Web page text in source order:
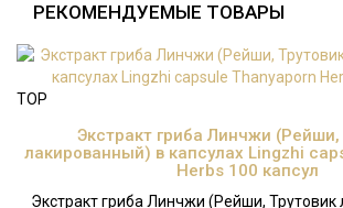
РЕКОМЕНДУЕМЫЕ ТОВАРЫ
TOP
Экстракт гриба Линчжи (Рейши,
лакированный) в капсулах Lingzhi
Herbs 100 капсул
Экстракт гриба Линчжи (Рейши, Трутовик